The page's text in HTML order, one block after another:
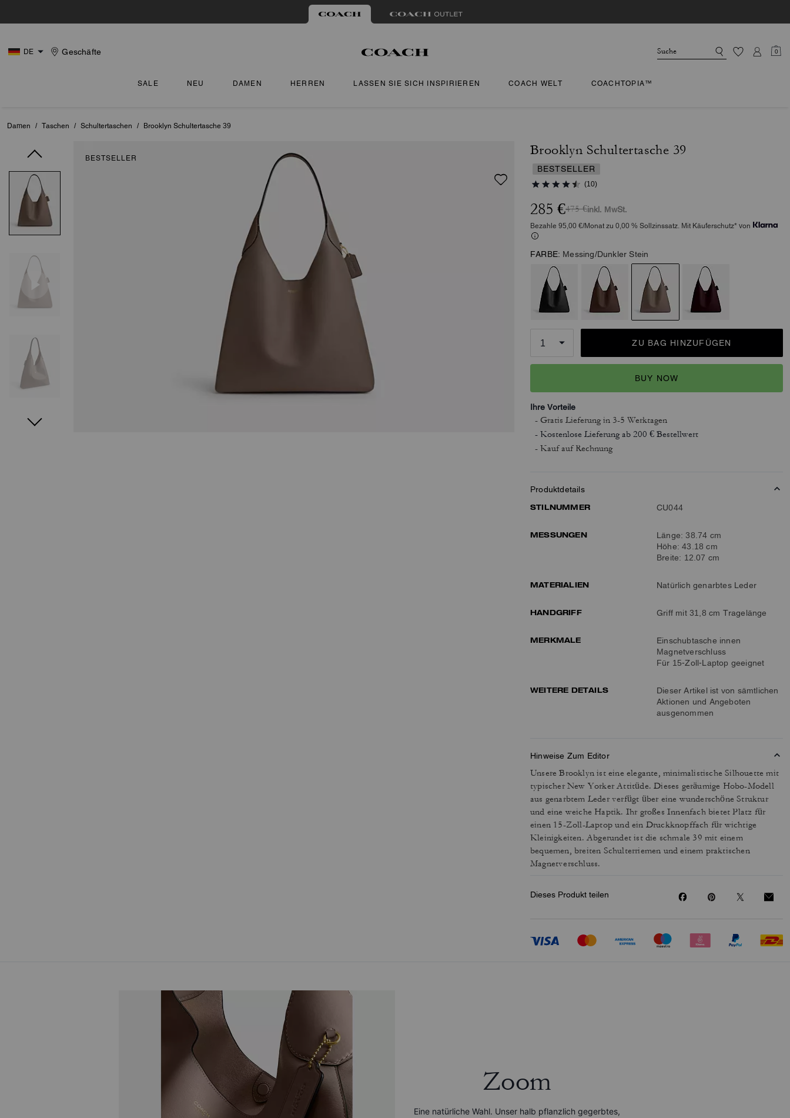
DE Geschäfte 0
SALE NEU DAMEN HERREN LASSEN SIE SICH INSPIRIEREN COACH WELT COACHTOPIA™
Damen / Taschen / Schultertaschen / Brooklyn Schultertasche 39
BESTSELLER
Brooklyn Schultertasche 39
BESTSELLER
(10)
285 €475 €inkl. MwSt.
Bezahle 95,00 €/Monat zu 0,00 % Sollzinssatz. Mit Käuferschutz* von
FARBE: Messing/Dunkler Stein
ZU BAG HINZUFÜGEN
BUY NOW
Ihre Vorteile
- Gratis Lieferungin 3-5 Werktagen
- Kostenlose Lieferung ab 200 € Bestellwert
- Kauf auf Rechnung
Produktdetails
STILNUMMER
CU044
MESSUNGEN
Länge: 38.74 cm
Höhe: 43.18 cm
Breite: 12.07 cm
MATERIALIEN Natürlich genarbtes Leder
HANDGRIFF Griff mit 31,8 cm Tragelänge
MERKMALE
Einschubtasche innen
Magnetverschluss
Für 15-Zoll-Laptop geeignet
WEITERE DETAILS
Dieser Artikel ist von sämtlichen
Aktionen und Angeboten
ausgenommen
Hinweise Zum Editor
Unsere Brooklyn ist eine elegante, minimalistische Silhouette mit
typischer New Yorker Attitüde. Dieses geräumige Hobo-Modell
aus genarbtem Leder verfügt über eine wunderschöne Struktur
und eine weiche Haptik. Ihr großes Innenfach bietet Platz für
einen 15-Zoll-Laptop und ein Druckknopffach für wichtige
Kleinigkeiten. Abgerundet ist die schmale 39 mit einem
bequemen, breiten Schulterriemen und einem praktischen
Magnetverschluss.
Dieses Produkt teilen
Zoom
Eine natürliche Wahl. Unser halb pflanzlich gegerbtes,